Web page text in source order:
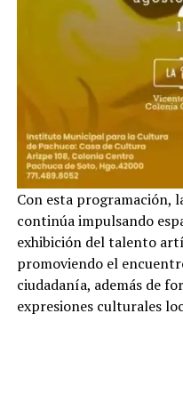
Con esta programación,
continúa impulsando
exhibición del talento
promoviendo el
ciudadanía, además de
expresiones culturales